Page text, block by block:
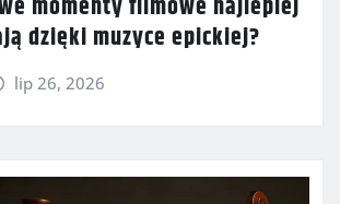
momenty filmowe najlepiej
dzięki muzyce epickiej?
lip 26, 2026